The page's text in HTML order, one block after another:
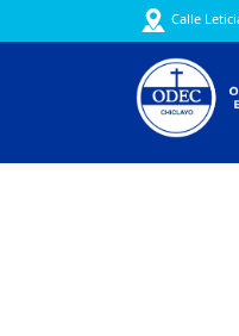
Calle